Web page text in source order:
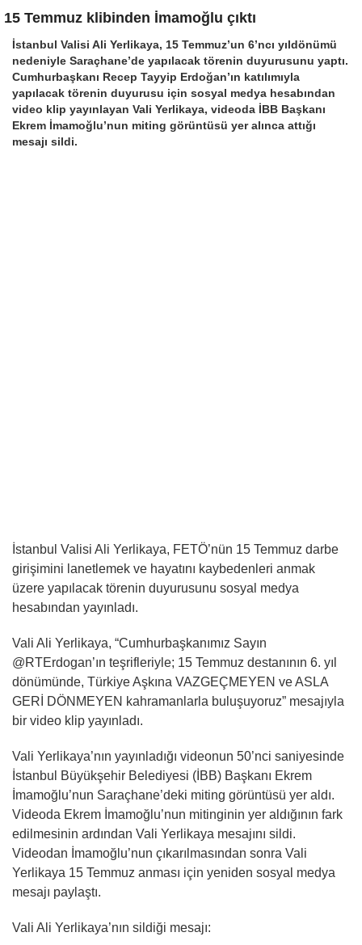
15 Temmuz klibinden İmamoğlu çıktı
İstanbul Valisi Ali Yerlikaya, 15 Temmuz’un 6’ncı yıldönümü
nedeniyle Saraçhane’de yapılacak törenin duyurusunu yaptı.
Cumhurbaşkanı Recep Tayyip Erdoğan’ın katılımıyla
yapılacak törenin duyurusu için sosyal medya hesabından
video klip yayınlayan Vali Yerlikaya, videoda İBB Başkanı
Ekrem İmamoğlu’nun miting görüntüsü yer alınca attığı
mesajı sildi.
İstanbul Valisi Ali Yerlikaya, FETÖ’nün 15 Temmuz darbe
girişimini lanetlemek ve hayatını kaybedenleri anmak
üzere yapılacak törenin duyurusunu sosyal medya
hesabından yayınladı.
Vali Ali Yerlikaya, “Cumhurbaşkanımız Sayın
@RTErdogan’ın teşrifleriyle; 15 Temmuz destanının 6. yıl
dönümünde, Türkiye Aşkına VAZGEÇMEYEN ve ASLA
GERİ DÖNMEYEN kahramanlarla buluşuyoruz” mesajıyla
bir video klip yayınladı.
Vali Yerlikaya’nın yayınladığı videonun 50’nci saniyesinde
İstanbul Büyükşehir Belediyesi (İBB) Başkanı Ekrem
İmamoğlu’nun Saraçhane’deki miting görüntüsü yer aldı.
Videoda Ekrem İmamoğlu’nun mitinginin yer aldığının fark
edilmesinin ardından Vali Yerlikaya mesajını sildi.
Videodan İmamoğlu’nun çıkarılmasından sonra Vali
Yerlikaya 15 Temmuz anması için yeniden sosyal medya
mesajı paylaştı.
Vali Ali Yerlikaya’nın sildiği mesajı: